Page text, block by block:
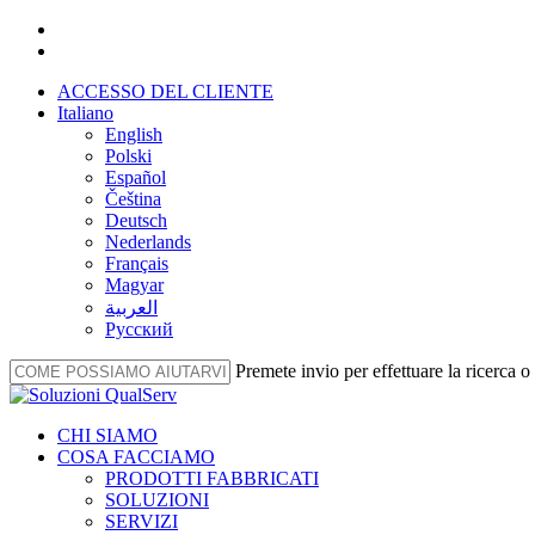
principaleACCESSO DEL CLIENTE
Italiano
English
Polski
Español
Čeština
Deutsch
Nederlands
Français
Magyar
العربية‏
Русский
Premete invio per effettuare la ricerca
Chiudi
ricerca
Menu
CHI SIAMO
COSA FACCIAMO
PRODOTTI FABBRICATI
SOLUZIONI
SERVIZI